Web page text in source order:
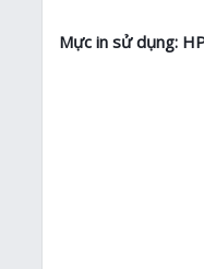
Mực in sử dụng: